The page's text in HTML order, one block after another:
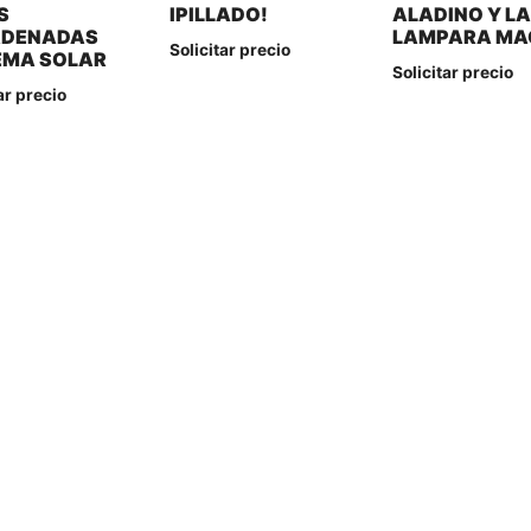
SOLAR
precio
IPILLADO!
Solicitar precio
ALADINO Y LA
LAMPARA
Solicitar precio